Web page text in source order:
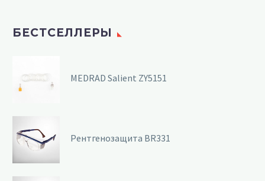
БЕСТСЕЛЛЕРЫ
MEDRAD Salient ZY5151
Рентгенозащита BR331